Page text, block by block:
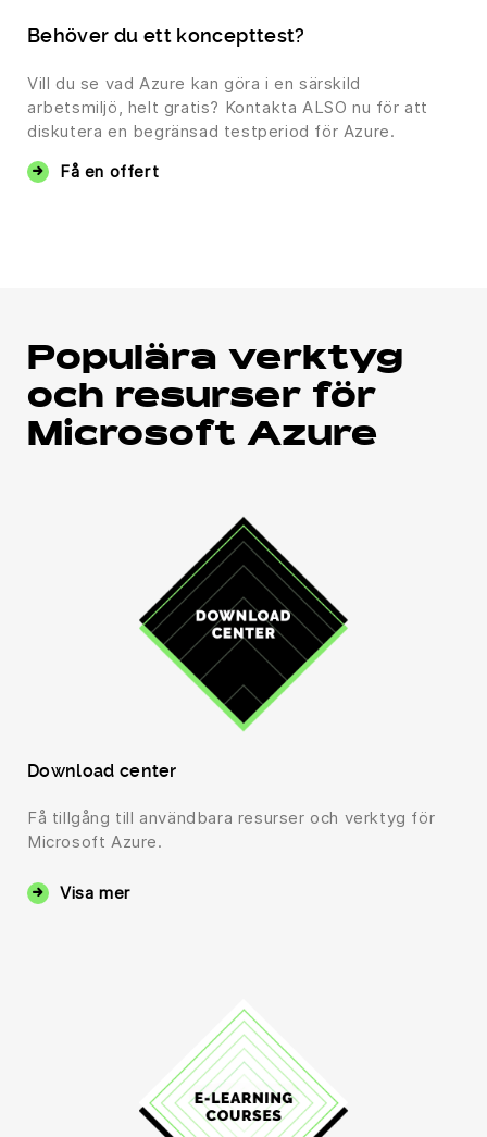
Behöver du ett koncepttest?
Vill du se vad Azure kan göra i en särskild
arbetsmiljö, helt gratis? Kontakta ALSO nu för att
diskutera en begränsad testperiod för Azure.
Få en offert
Populära verktyg
och resurser för
Microsoft Azure
Download center
Få tillgång till användbara resurser och verktyg för
Microsoft Azure.
Visa mer